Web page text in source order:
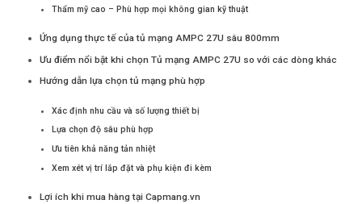
Thẩm mỹ cao – Phù hợp mọi không gian kỹ thuật
Ứng dụng thực tế của tủ mạng AMPC 27U sâu 800mm
Ưu điểm nổi bật khi chọn Tủ mạng AMPC 27U so với các dòng khác
Hướng dẫn lựa chọn tủ mạng phù hợp
Xác định nhu cầu và số lượng thiết bị
Lựa chọn độ sâu phù hợp
Ưu tiên khả năng tản nhiệt
Xem xét vị trí lắp đặt và phụ kiện đi kèm
Lợi ích khi mua hàng tại Capmang.vn